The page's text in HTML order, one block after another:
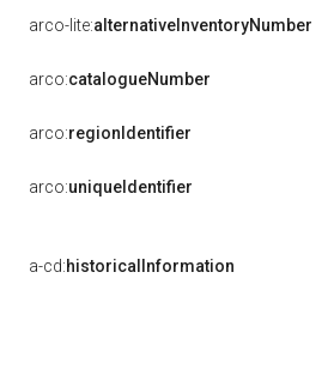
arco-lite:alternativeInventoryNumber
arco:catalogueNumber
arco:regionIdentifier
arco:uniqueIdentifier
a-cd:historicalInformation